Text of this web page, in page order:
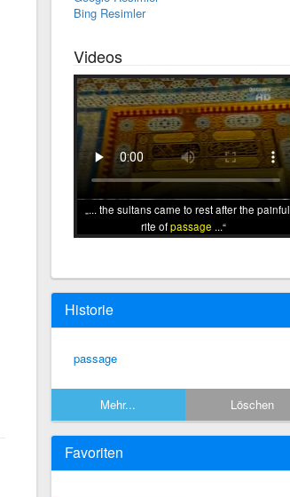
Bing Resimler
Videos
... the sultans came to rest after the painful
rite ofpassage ...
Historie
passage
Mehr... Löschen
Favoriten